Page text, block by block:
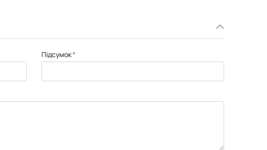
Підсумок